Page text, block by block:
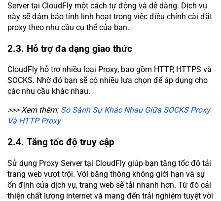
Server tại CloudFly một cách tự động và dễ dàng. Dịch vụ
này sẽ đảm bảo tính linh hoạt trong việc điều chỉnh cài đặt
proxy theo nhu cầu cụ thể của bạn.
2.3. Hỗ trợ đa dạng giao thức
CloudFly hỗ trợ nhiều loại Proxy, bao gồm HTTP, HTTPS và
SOCKS. Nhờ đó bạn sẽ có nhiều lựa chọn để áp dụng cho
các nhu cầu khác nhau.
>>> Xem thêm: So Sánh Sự Khác Nhau Giữa SOCKS Proxy
Và HTTP Proxy
2.4. Tăng tốc độ truy cập
Sử dụng Proxy Server tại CloudFly giúp bạn tăng tốc độ tải
trang web vượt trội. Với băng thông không giới hạn và sự
ổn định của dịch vụ, trang web sẽ tải nhanh hơn. Từ đó cải
thiện chất lượng internet và mang đến trải nghiệm tuyệt vời